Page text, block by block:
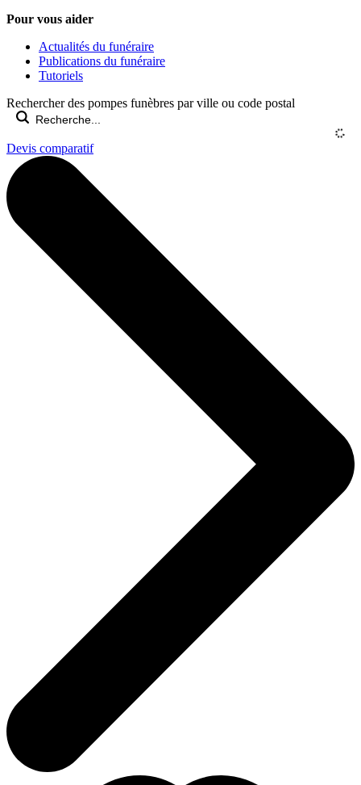
Pour vous aider
Actualités du funéraire
Publications du funéraire
Tutoriels
Rechercher des pompes funèbres par ville ou code postal
Devis comparatif